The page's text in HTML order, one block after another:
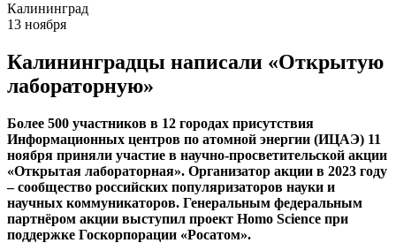
Калининград
13 ноября
Калининградцы написали «Открытую
лабораторную»
Более 500 участников в 12 городах присутствия
Информационных центров по атомной энергии (ИЦАЭ) 11
ноября приняли участие в научно-просветительской акции
«Открытая лабораторная». Организатор акции в 2023 году
– сообщество российских популяризаторов науки и
научных коммуникаторов. Генеральным федеральным
партнёром акции выступил проект Homo Science при
поддержке Госкорпорации «Росатом».